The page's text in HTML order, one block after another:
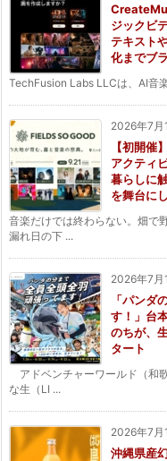
ジックビ
テキスト
化までブ
TechFusion Labs LLCは、AI音
2026年7月
【初開催
アクティ
暮らしに
を舞台に
音楽だけでは終わらない。畑で
漏れ日の下 ...
2026年7月
「パンダ
す！」台
のちが、
タート
アドベンチャーワールド（和
な生（LI ...
2026年7月
沖縄県産